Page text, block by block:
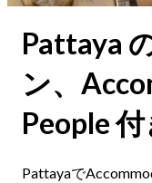
Pattaya
ン、
People 付
Pattayaで